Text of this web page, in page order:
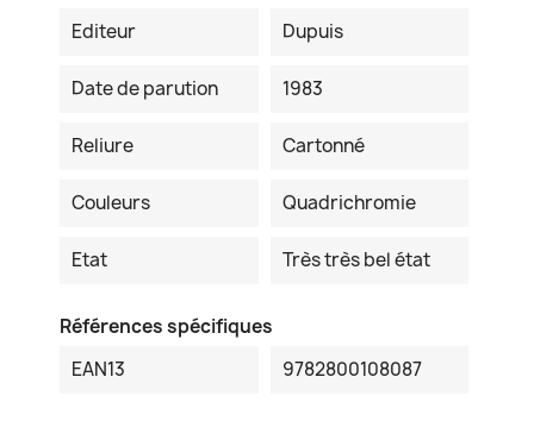
Editeur Dupuis
Date de parution 1983
Reliure Cartonné
Couleurs Quadrichromie
Etat Très très bel état
Références spécifiques
EAN13
9782800108087